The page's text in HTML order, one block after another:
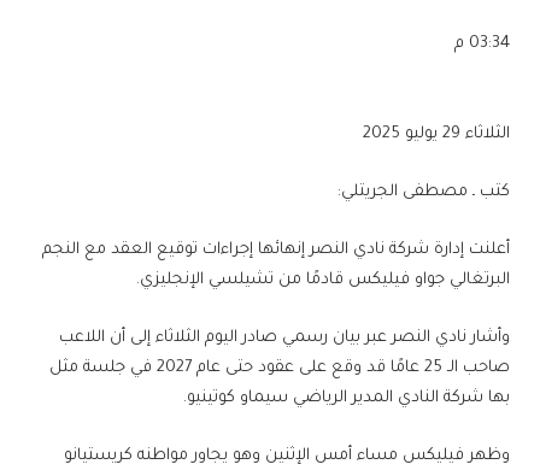
03:34 م
الثلاثاء 29 يوليو 2025
كتب ـ مصطفى الجريتلي:
أعلنت إدارة شركة نادي النصر إنهائها إجراءات توقيع العقد مع النجم
البرتغالي جواو فيليكس قادمًا من تشيلسي الإنجليزي.
وأشار نادي النصر عبر بيان رسمي صادر اليوم الثلاثاء إلى أن اللاعب
صاحب الـ 25 عامًا قد وقع على عقود حتى عام 2027 في جلسة مثل
بها شركة النادي المدير الرياضي سيماو كوتينيو.
وظهر فيليكس مساء أمس الإثنين وهو يجاور مواطنه كريستيانو